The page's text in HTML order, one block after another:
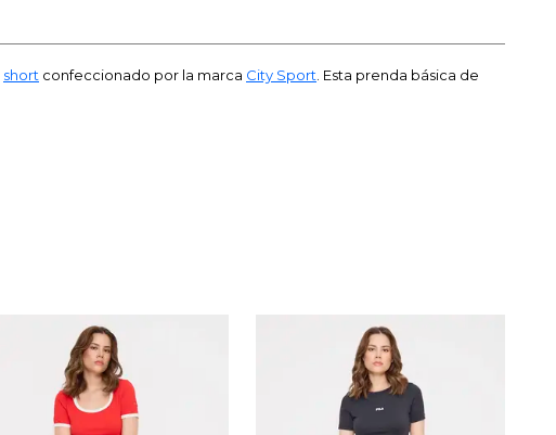
short confeccionado por la marca City Sport . Esta prenda básica de